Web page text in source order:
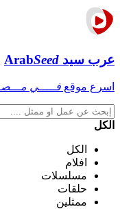
عرب سيد ArabSeed
اسرع موقع فـــــي
الكل
الكل
افلام
مسلسلات
حلقات
ممثلين